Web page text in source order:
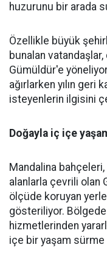
huzurunu bir arada
Özellikle büyük
bunalan
Gümüldür'e
ağırlarken yılın geri
isteyenlerin ilgisini
Doğayla iç içe
Mandalina
alanlarla çevrili olan
ölçüde koruyan
gösteriliyor.
hizmetlerinden
içe bir yaşam sürme